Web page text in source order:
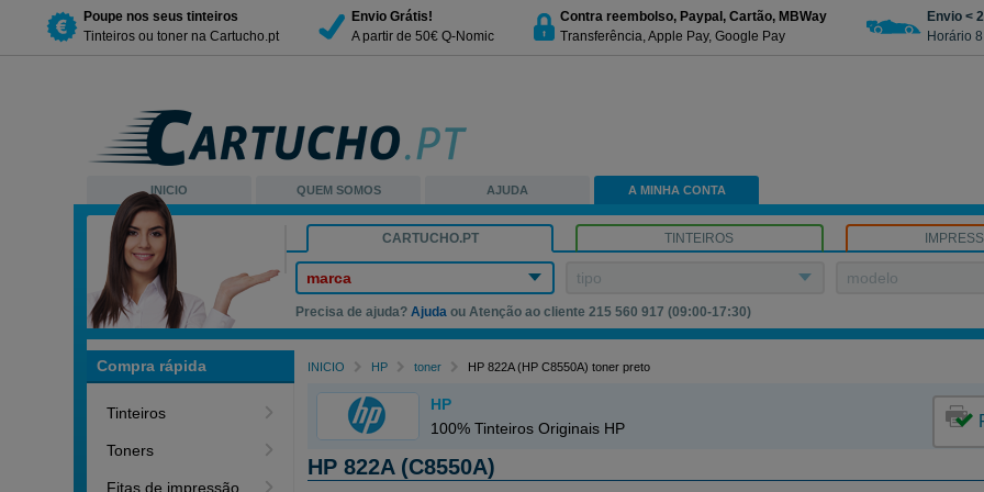
Poupe nos seus tinteiros
Tinteiros ou toner na Cartucho.pt
Envio Grátis!
A partir de 50€ Q-Nomic
Contra reembolso, Paypal, Cartão, MBWay
Transferência, Apple Pay, Google Pay
Envio <
Horário
INICIO QUEM SOMOS AJUDA A MINHA CONTA
CARTUCHO.PT TINTEIROS
marca tipo modelo
Precisa de ajuda?Ajuda ou Atenção ao cliente 215 560 917 (09:00-17:30)
Compra rápida
Tinteiros
Toners
Fitas de impressão
INICIO HP toner HP 822A (HP C8550A) toner preto
HP
100% Tinteiros Originais HP
HP 822A (C8550A)